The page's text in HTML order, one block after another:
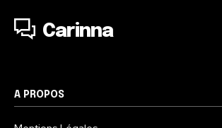
Carinna
A PROPOS